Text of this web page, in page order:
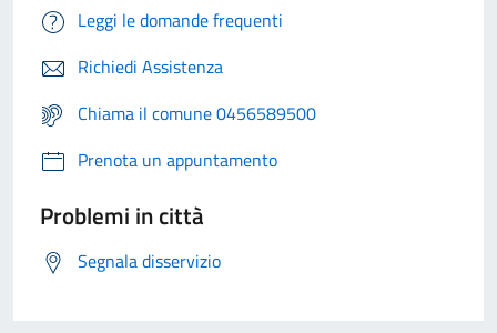
Leggi le domande frequenti
Richiedi Assistenza
Chiama il comune 0456589500
Prenota un appuntamento
Problemi in città
Segnala disservizio